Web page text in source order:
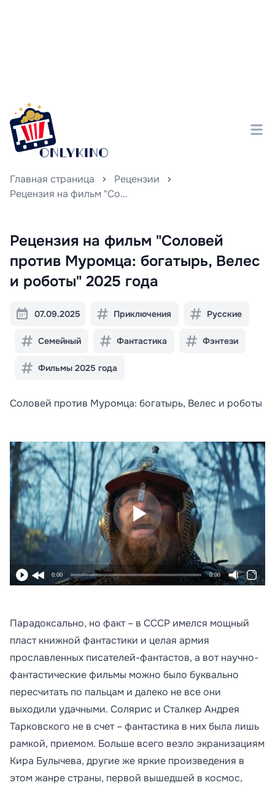
Главная страница
Рецензии
Рецензия на фильм "Соловей против Муромца: богатырь, Велес и роботы" 2025 года
Рецензия на фильм "Соловей
против Муромца: богатырь, Велес
и роботы" 2025 года
07.09.2025 Приключения Русские
Семейный Фантастика Фэнтези
Фильмы 2025 года
Соловей против Муромца: богатырь, Велес и роботы
0:00 0:00
Парадоксально, но факт – в СССР имелся мощный
пласт книжной фантастики и целая армия
прославленных писателей-фантастов, а вот научно-
фантастические фильмы можно было буквально
пересчитать по пальцам и далеко не все они
выходили удачными. Солярис и Сталкер Андрея
Тарковского не в счет – фантастика в них была лишь
рамкой, приемом. Больше всего везло экранизациям
Кира Булычева, другие же яркие произведения в
этом жанре страны, первой вышедшей в космос,